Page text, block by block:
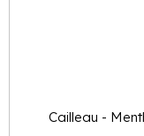
Cailleau -